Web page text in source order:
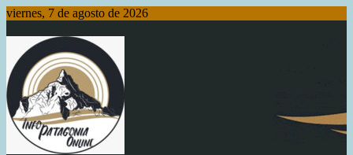
Saltar
contenido
viernes, 7 de agosto de 2026